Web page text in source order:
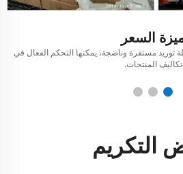
السعر
توريد مستقرة وناضجة، يمكنها التحكم الفعال في
تكاليف المنتجات.
التكريم